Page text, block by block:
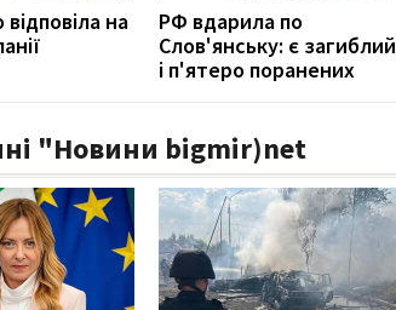
відповіла на
РФ вдарила по
Слов'янську: є загиблий
і п'ятеро поранених
"Новини bigmir)net